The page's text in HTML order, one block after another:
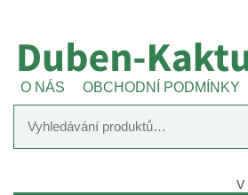
O NÁS OBCHODNÍ PODMÍNKY
V